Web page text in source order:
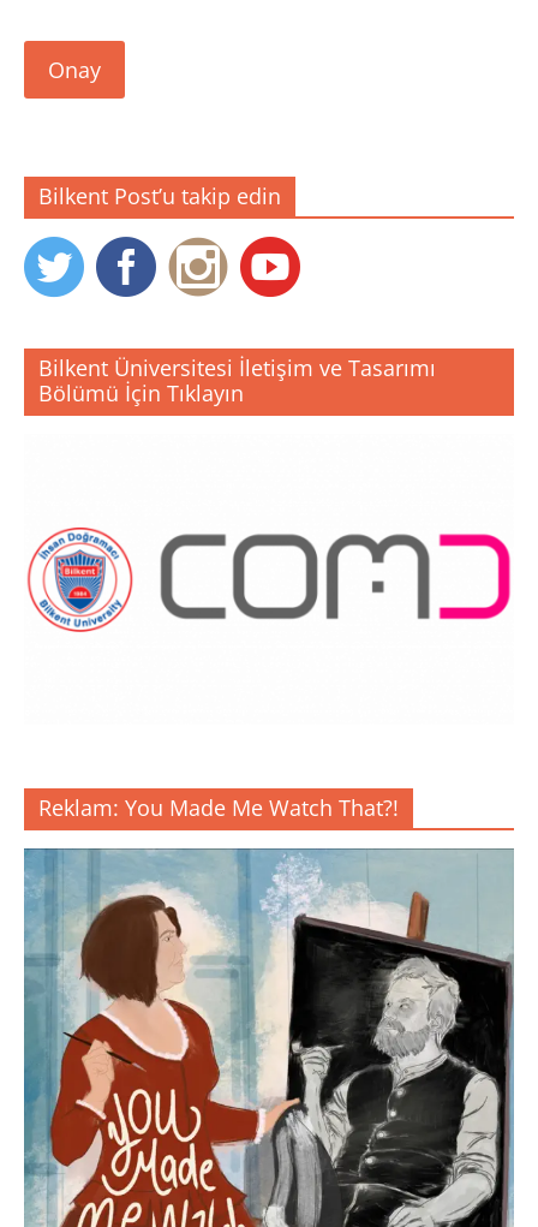
Onay
Bilkent Post’u takip edin
Bilkent Üniversitesi İletişim ve Tasarımı
Bölümü İçin Tıklayın
Reklam: You Made Me Watch That?!